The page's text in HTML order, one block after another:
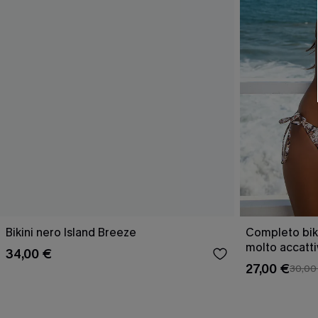
Bikini nero Island Breeze
34,00 €
Completo
molto
27,00 €